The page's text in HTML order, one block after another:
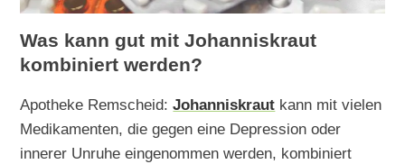
Was kann gut mit Johanniskraut
kombiniert werden?
Apotheke Remscheid:Johanniskraut kann mit vielen
Medikamenten, die gegen eine Depression oder
innerer Unruhe eingenommen werden, kombiniert